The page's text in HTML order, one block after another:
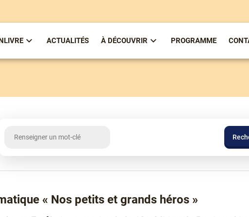
Sous-
#partirenlivre
ACTUALITÉS À DÉCOUVRIR
Sous-
À
PROGRAMME
« Nos petits et grands héros »